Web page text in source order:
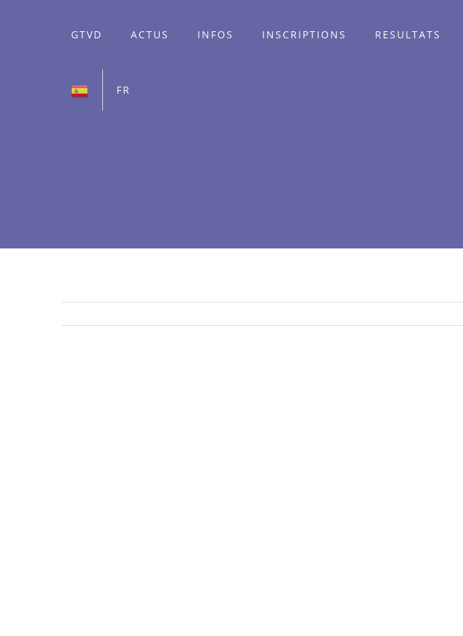
GTVD ACTUS INFOS INSCRIPTIONS RESULTATS
FR